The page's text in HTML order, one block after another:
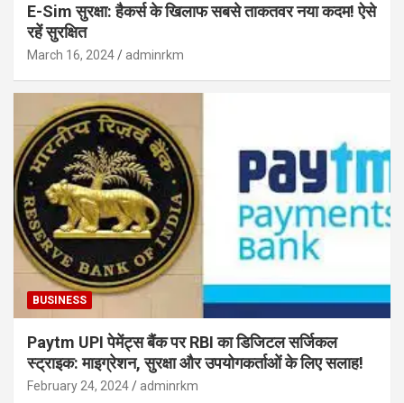
E-Sim सुरक्षा: हैकर्स के खिलाफ सबसे ताकतवर नया कदम! ऐसे
रहें सुरक्षित
March 16, 2024 adminrkm
BUSINESS
Paytm UPI पेमेंट्स बैंक पर RBI का डिजिटल सर्जिकल
स्ट्राइक: माइग्रेशन, सुरक्षा और उपयोगकर्ताओं के लिए सलाह!
February 24, 2024 adminrkm